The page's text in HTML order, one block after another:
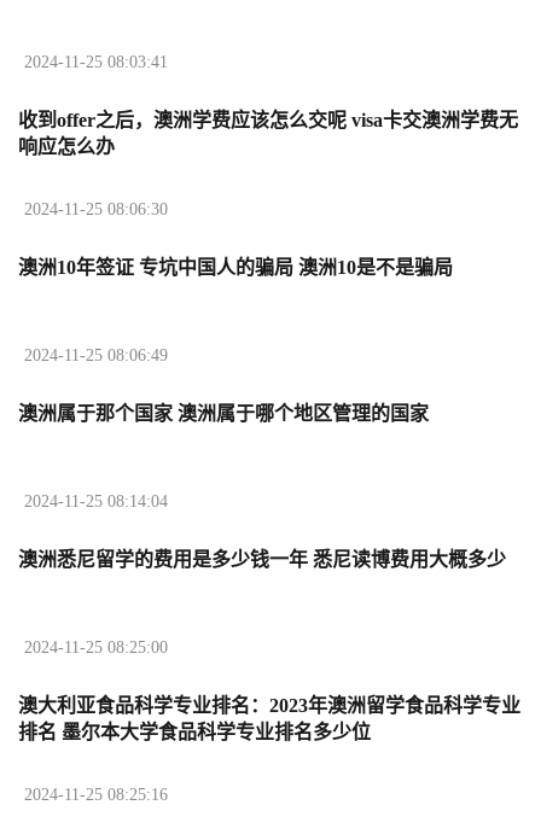
2024-11-25 08:03:41
收到offer之后，澳洲学费应该怎么交呢 visa卡交澳洲学费无
响应怎么办
2024-11-25 08:06:30
澳洲10年签证 专坑中国人的骗局 澳洲10是不是骗局
2024-11-25 08:06:49
澳洲属于那个国家 澳洲属于哪个地区管理的国家
2024-11-25 08:14:04
澳洲悉尼留学的费用是多少钱一年 悉尼读博费用大概多少
2024-11-25 08:25:00
澳大利亚食品科学专业排名：2023年澳洲留学食品科学专业
排名 墨尔本大学食品科学专业排名多少位
2024-11-25 08:25:16